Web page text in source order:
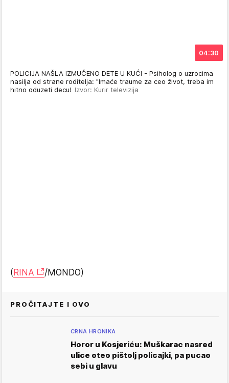
04:30
POLICIJA NAŠLA IZMUČENO DETE U KUĆI - Psiholog o uzrocima
nasilja od strane roditelja: "Imaće traume za ceo život, treba im
hitno oduzeti decu! Izvor: Kurir televizija
(RINA /MONDO)
PROČITAJTE I OVO
CRNA HRONIKA
Horor u Kosjeriću: Muškarac nasred
ulice oteo pištolj policajki, pa pucao
sebi u glavu